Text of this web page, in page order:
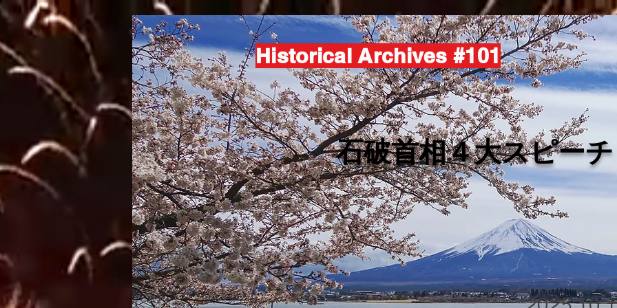
Historical Archives #101
​石破首相４大スピーチ